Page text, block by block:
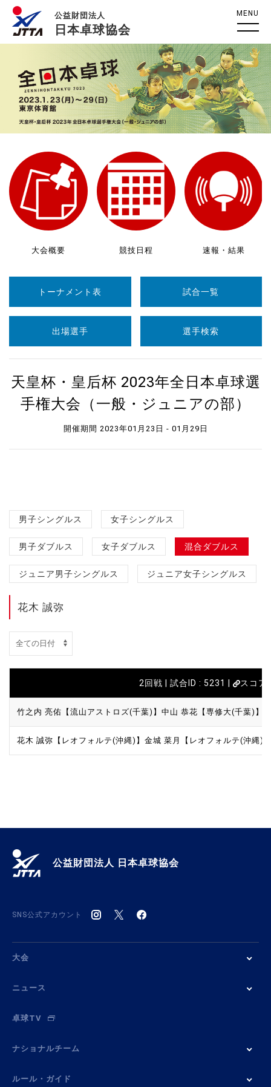
公益財団法人
日本卓球協会
MENU
大会概要 競技日程 速報・結果
トーナメント表 試合一覧
出場選手 選手検索
天皇杯・皇后杯 2023年全日本卓球選
手権大会（一般・ジュニアの部）
開催期間 2023年01月23日 - 01月29日
男子シングルス 女子シングルス
男子ダブルス 女子ダブルス 混合ダブルス
ジュニア男子シングルス ジュニア女子シングルス
花木 誠弥
2回戦 | 試合ID : 5231 | スコア
竹之内 亮佑【流山アストロズ(千葉)】 中山 恭花【専修大(千葉)】
花木 誠弥【レオフォルテ(沖縄)】 金城 菜月【レオフォルテ(沖縄)
公益財団法人 日本卓球協会
SNS公式アカウント
大会
ニュース
卓球TV
ナショナルチーム
ルール・ガイド